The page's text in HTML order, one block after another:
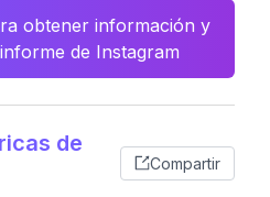
obtener información y
de Instagram
de
Compartir